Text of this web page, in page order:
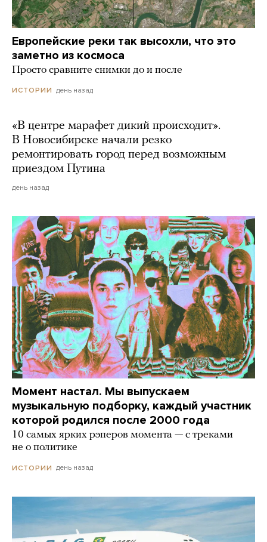
Европейские реки так высохли, что это
заметно из космоса
Просто сравните снимки до и после
ИСТОРИИ день назад
«В центре марафет дикий происходит».
В Новосибирске начали резко
ремонтировать город перед возможным
приездом Путина
день назад
Момент настал. Мы выпускаем
музыкальную подборку, каждый участник
которой родился после 2000 года
10 самых ярких рэперов момента — с треками
не о политике
ИСТОРИИ день назад